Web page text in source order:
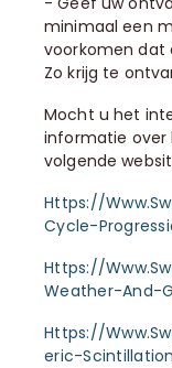
minimaal een
voorkomen dat
Zo krijg te
Mocht u het
informatie over
volgende
Https://
Cycle-
Https://
Weather-And-
Https://
Eric-Scintillation